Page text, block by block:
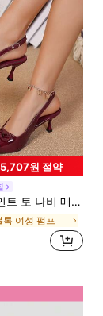
5,707원 절약
마 스타일 키튼 힐 슈즈, 요정 탄성 버클 클로저 하이힐
록 여성 펌프